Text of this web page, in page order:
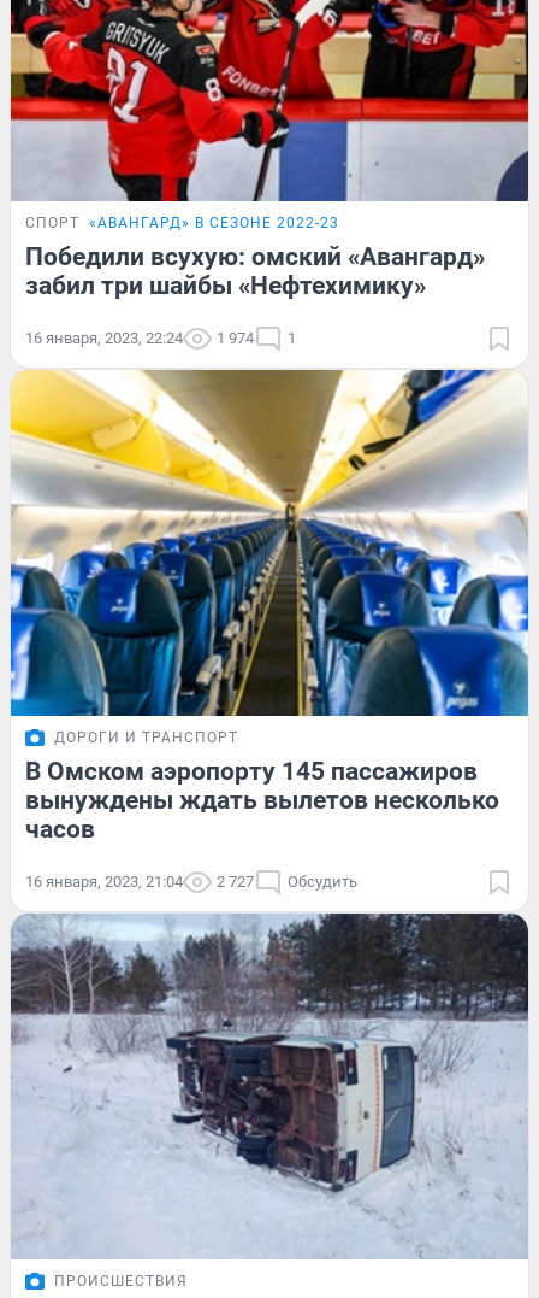
СПОРТ «АВАНГАРД» В СЕЗОНЕ 2022-23
Победили всухую: омский «Авангард»
забил три шайбы «Нефтехимику»
16 января, 2023, 22:24 1 974 1
ДОРОГИ И ТРАНСПОРТ
В Омском аэропорту 145 пассажиров
вынуждены ждать вылетов несколько
часов
16 января, 2023, 21:04 2 727 Обсудить
ПРОИСШЕСТВИЯ